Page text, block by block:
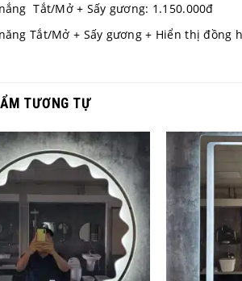
Tắt/Mở + Sấy gương: 1.150.000đ
Tắt/Mở + Sấy gương + Hiển thị
TƯƠNG TỰ